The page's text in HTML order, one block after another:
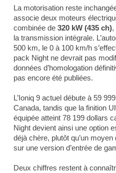
La motorisation reste
associe deux moteurs
combinée de 320 kW (435 ch),
la transmission intégrale.
500 km, le 0 à 100 km/h
pack Night ne devrait pas
données d’homologation
pas encore été publiées.
L’Ioniq 9 actuel débute à 59
Canada, tandis que la finition
équipée atteint 78 199 dollars
Night devient ainsi une option
déjà chère, plutôt qu’un
sur une version d’entrée de
Deux chiffres restent à